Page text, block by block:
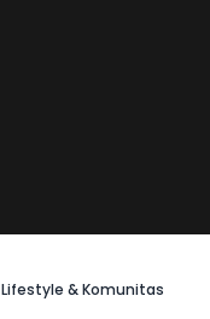
Lifestyle & Komunitas